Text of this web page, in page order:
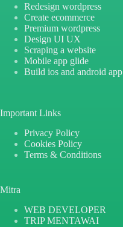
Redesign wordpress
Create ecommerce
Premium wordpress
Design UI UX
Scraping a website
Mobile app glide
Build ios and android app
Important Links
Privacy Policy
Cookies Policy
Terms & Conditions
Mitra
WEB DEVELOPER
TRIP MENTAWAI